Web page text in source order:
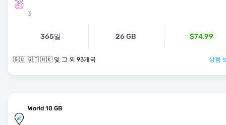
3
365일 26 GB $74.99
🇬🇺 🇬🇹 🇭🇰 및 그 외 93개국 상품
World 10 GB